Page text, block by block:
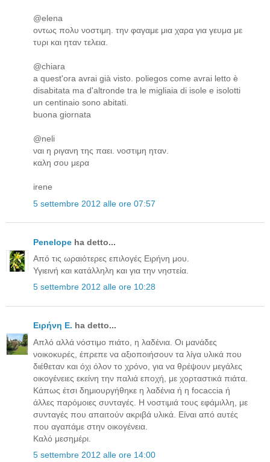
@elena
οντως πολυ νοστιμη. την φαγαμε μια χαρα για γευμα με
τυρι και ηταν τελεια.
@chiara
a quest'ora avrai già visto. poliegos come avrai letto è
disabitata ma d'altronde tra le migliaia di isole e isolotti
un centinaio sono abitati.
buona giornata
@neli
ναι η ριγανη της παει. νοστιμη ηταν.
καλη σου μερα
irene
5 settembre 2012 alle ore 07:57
Penelope ha detto...
Από τις ωραιότερες επιλογές Ειρήνη μου.
Υγιεινή και κατάλληλη και για την νηστεία.
5 settembre 2012 alle ore 10:28
Ειρήνη Ε. ha detto...
Απλό αλλά νόστιμο πιάτο, η λαδένια. Οι μανάδες
νοικοκυρές, έπρεπε να αξιοποιήσουν τα λίγα υλικά που
διέθεταν και όχι όλον το χρόνο, για να θρέψουν μεγάλες
οικογένειες εκείνη την παλιά εποχή, με χορταστικά πιάτα.
Κάπως έτσι δημιουργήθηκε η λαδένια ή η focaccia ή
άλλες παρόμοιες συνταγές. Η νοστιμιά τους εφάμιλλη, με
συνταγές που απαιτούν ακριβά υλικά. Είναι από αυτές
που αγαπάμε στην οικογένεια.
Καλό μεσημέρι.
5 settembre 2012 alle ore 14:00